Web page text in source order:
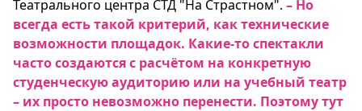
Театрального центра СТД "На Страстном". – Но
всегда есть такой критерий, как технические
возможности площадок. Какие-то спектакли
часто создаются с расчётом на конкретную
студенческую аудиторию или на учебный театр
– их просто невозможно перенести. Поэтому тут